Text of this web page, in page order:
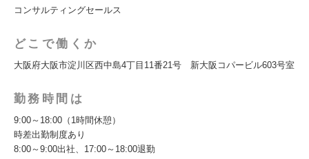
コンサルティングセールス
どこで働くか
大阪府大阪市淀川区西中島4丁目11番21号 新大阪コパービル603号室
勤務時間は
9:00～18:00（1時間休憩）
時差出勤制度あり
8:00～9:00出社、17:00～18:00退勤